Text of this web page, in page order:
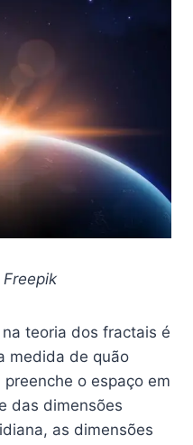
teoria dos fractais é
medida de quão
o espaço em
das dimensões
as dimensões